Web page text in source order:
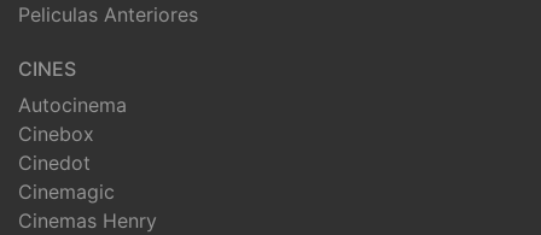
Peliculas Anteriores
CINES
Autocinema
Cinebox
Cinedot
Cinemagic
Cinemas Henry